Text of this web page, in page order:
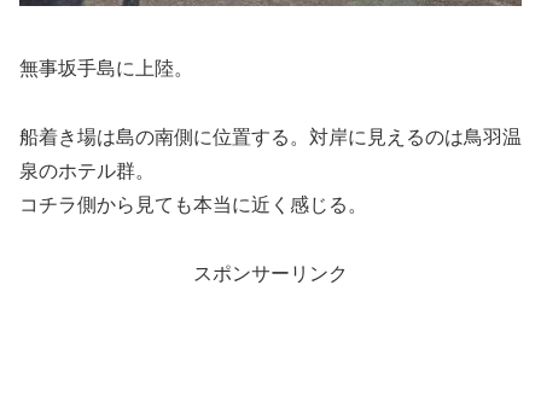
無事坂手島に上陸。
船着き場は島の南側に位置する。対岸に見えるのは鳥羽温
泉のホテル群。
コチラ側から見ても本当に近く感じる。
スポンサーリンク